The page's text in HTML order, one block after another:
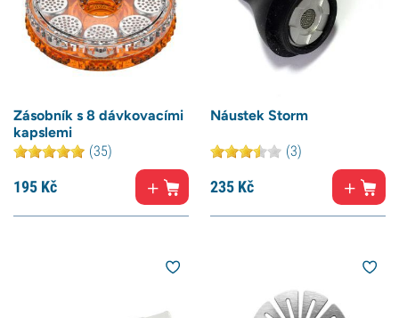
Zásobník s 8 dávkovacími
kapslemi
(35)
195 Kč
Náustek Storm
(3)
235 Kč